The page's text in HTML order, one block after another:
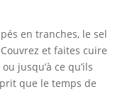
en tranches, le sel
et faites cuire
jusqu’à ce qu’ils
que le temps de